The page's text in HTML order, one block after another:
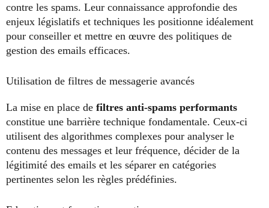
contre les spams. Leur connaissance approfondie des
enjeux législatifs et techniques les positionne idéalement
pour conseiller et mettre en œuvre des politiques de
gestion des emails efficaces.
Utilisation de filtres de messagerie avancés
La mise en place de filtres anti-spams performants
constitue une barrière technique fondamentale. Ceux-ci
utilisent des algorithmes complexes pour analyser le
contenu des messages et leur fréquence, décider de la
légitimité des emails et les séparer en catégories
pertinentes selon les règles prédéfinies.